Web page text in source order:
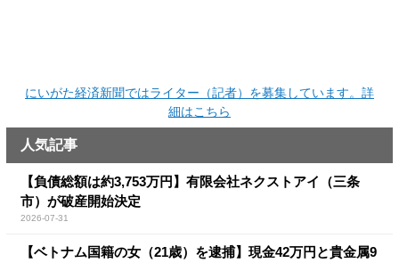
にいがた経済新聞ではライター（記者）を募集しています。詳
細はこちら
人気記事
【負債総額は約3,753万円】有限会社ネクストアイ（三条
市）が破産開始決定
2026-07-31
【ベトナム国籍の女（21歳）を逮捕】現金42万円と貴金属9